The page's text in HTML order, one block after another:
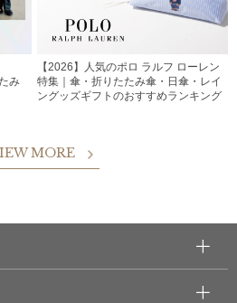
み
【2026】人気のポロ ラルフ ローレン
特集｜傘・折りたたみ傘・日傘・レイ
ングッズギフトのおすすめランキング
MORE